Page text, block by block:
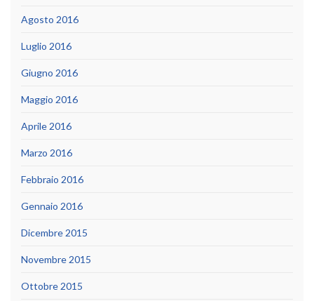
Agosto 2016
Luglio 2016
Giugno 2016
Maggio 2016
Aprile 2016
Marzo 2016
Febbraio 2016
Gennaio 2016
Dicembre 2015
Novembre 2015
Ottobre 2015